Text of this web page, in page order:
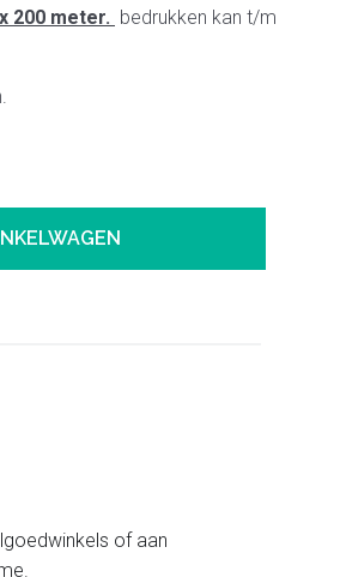
200 meter. bedrukken kan t/m
of aan